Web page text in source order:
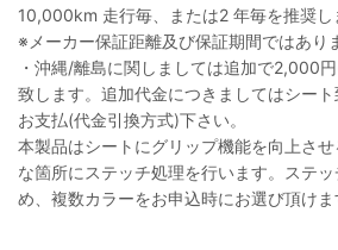
10,000km 走行毎、または2 年毎を推奨し
※メーカー保証距離及び保証期間ではあり
・沖縄/離島に関しましては追加で2,000
致します。追加代金につきましてはシー
お支払(代金引換方式)下さい。
本製品はシートにグリップ機能を向上さ
な箇所にステッチ処理を行います。ステ
め、複数カラーをお申込時にお選び頂けま